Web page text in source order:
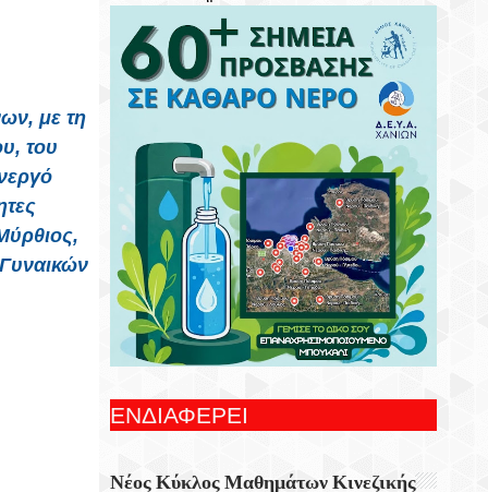
με τη
του
Συνεχίζονται Οι Δωρεάν Ξεναγήσεις Για
Ενήλικες Στη Δημοτική Πινακοθήκη
Χανίων
Γιορτή Εφτάζυμου Στην Κασταμονίτσα Με
Την Στήριξη Της Περιφέρειας Κρήτης
Οι Παραστάσεις Στα Κηποθέατρα Του
Δήμου Ηρακλείου,τη Δευτέρα 10
Αυγούστου 2026
Ξεκίνησε Η Ετήσια Έρευνα Επισκεπτών
Του Epaithros+ Για Τον Τουρισμό
Υπαίθρου Στην Ελλάδα
«Αυτοσχεδιασμοί» Με Τον Σωτήρη
Αλεξάκη Και Τον Αλέξανδρο Κανακάκη
ΕΝΔΙΑΦΕΡΕΙ
Νέος Κύκλος Μαθημάτων Κινεζικής